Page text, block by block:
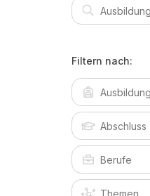
Filtern nach: